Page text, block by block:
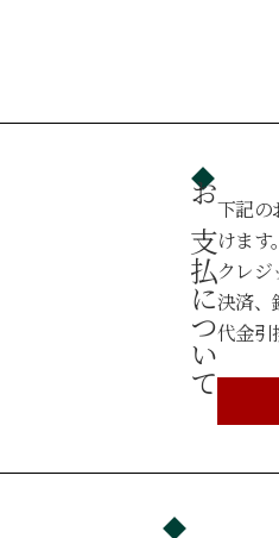
お支払について下記の
けます
クレ
決済、
代金引